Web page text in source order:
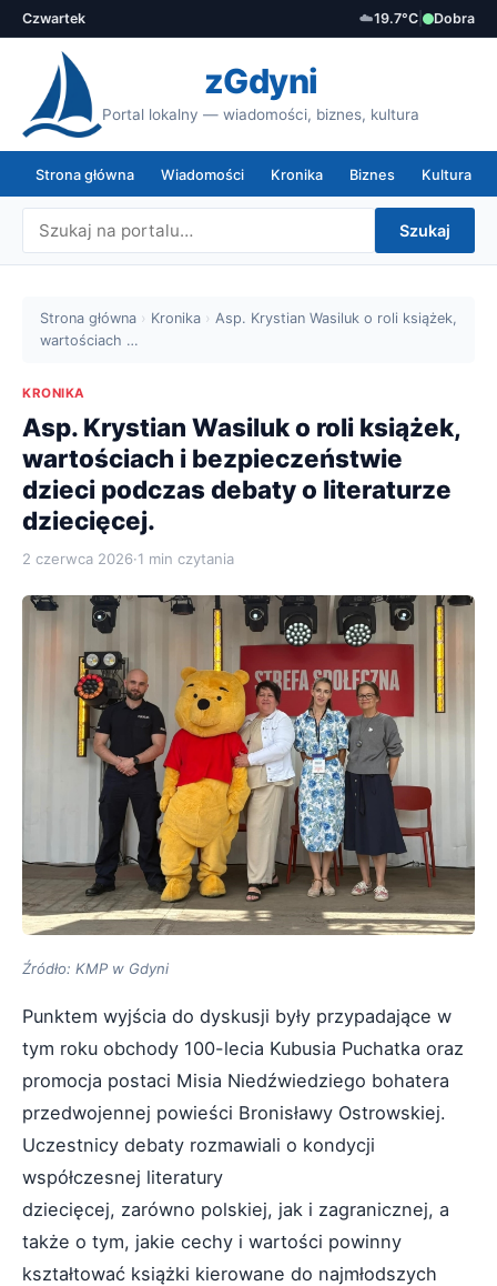
Czwartek ☁️19.7°C Dobra
zGdyni
Portal lokalny — wiadomości, biznes, kultura
Strona główna Wiadomości Kronika Biznes Kultura
Szukaj
Strona główna › Kronika › Asp. Krystian Wasiluk o roli książek,
wartościach …
KRONIKA
Asp. Krystian Wasiluk o roli książek,
wartościach i bezpieczeństwie
dzieci podczas debaty o literaturze
dziecięcej.
2 czerwca 2026·1 min czytania
Źródło: KMP w Gdyni
Punktem wyjścia do dyskusji były przypadające w
tym roku obchody 100-lecia Kubusia Puchatka oraz
promocja postaci Misia Niedźwiedziego bohatera
przedwojennej powieści Bronisławy Ostrowskiej.
Uczestnicy debaty rozmawiali o kondycji
współczesnej literatury
dziecięcej, zarówno polskiej, jak i zagranicznej, a
także o tym, jakie cechy i wartości powinny
kształtować książki kierowane do najmłodszych